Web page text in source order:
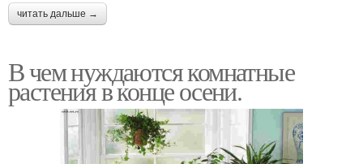
читать дальше →
В чем нуждаются комнатные
растения в конце осени.